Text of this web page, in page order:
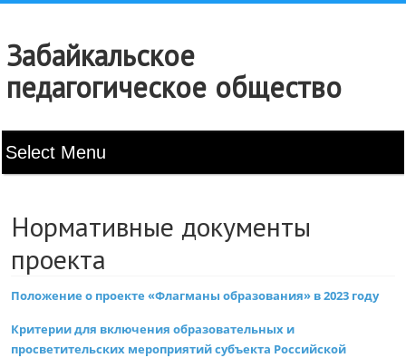
Забайкальское
педагогическое общество
Нормативные документы
проекта
Положение о проекте «Флагманы образования» в 2023 году
Критерии для включения образовательных и
просветительских мероприятий субъекта Российской